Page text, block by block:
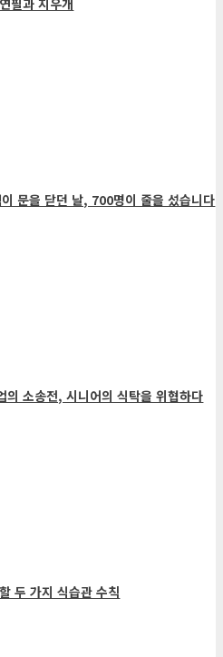
문을 닫던 날, 700명이 줄을 섰습니다
소송전, 시니어의 식탁을 위협하다
두 가지 식습관 수칙